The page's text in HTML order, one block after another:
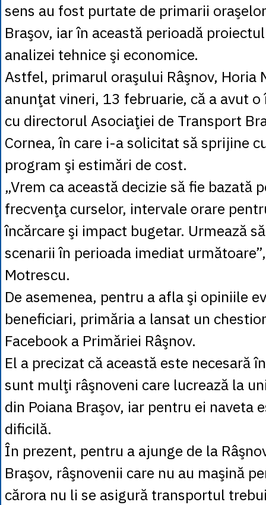
sens au fost purtate de primarii
Braşov, iar în această perioadă
analizei tehnice şi economice.
Astfel, primarul oraşului Râşnov, Horia
anunţat vineri, 13 februarie, că a avut
cu directorul Asociaţiei de Transport
Cornea, în care i-a solicitat să sprijine
program şi estimări de cost.
„Vrem ca această decizie să fie bazată
frecvenţa curselor, intervale orare
încărcare şi impact bugetar. Urmează
scenarii în perioada imediat
Motrescu.
De asemenea, pentru a afla şi opiniile
beneficiari, primăria a lansat un
Facebook a Primăriei Râşnov.
El a precizat că această este necesară
sunt mulţi râşnoveni care lucrează la
din Poiana Braşov, iar pentru ei naveta
dificilă.
În prezent, pentru a ajunge de la
Braşov, râşnovenii care nu au maşină
cărora nu li se asigură transportul